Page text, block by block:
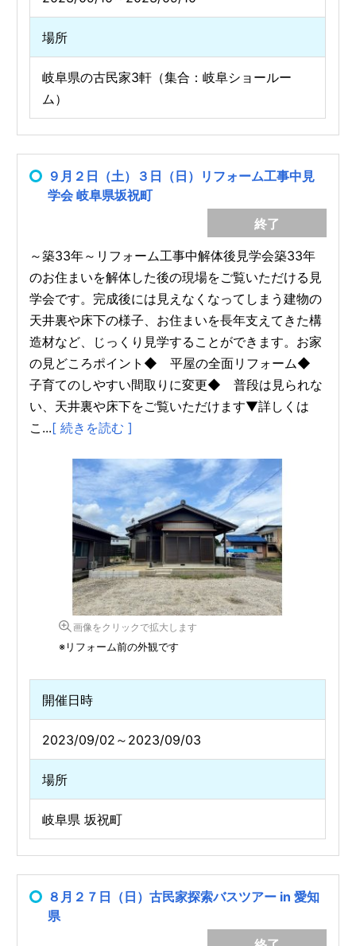
場所
岐阜県の古民家3軒（集合：岐阜ショールー
ム）
９月２日（土）３日（日）リフォーム工事中見
学会 岐阜県坂祝町
終了
～築33年～リフォーム工事中解体後見学会築33年
のお住まいを解体した後の現場をご覧いただける見
学会です。完成後には見えなくなってしまう建物の
天井裏や床下の様子、お住まいを長年支えてきた構
造材など、じっくり見学することができます。お家
の見どころポイント◆ 平屋の全面リフォーム◆
子育てのしやすい間取りに変更◆ 普段は見られな
い、天井裏や床下をご覧いただけます▼詳しくは
こ...[ 続きを読む ]
画像をクリックで拡大します
※リフォーム前の外観です
開催日時
2023/09/02～2023/09/03
場所
岐阜県 坂祝町
８月２７日（日）古民家探索バスツアー in 愛知
県